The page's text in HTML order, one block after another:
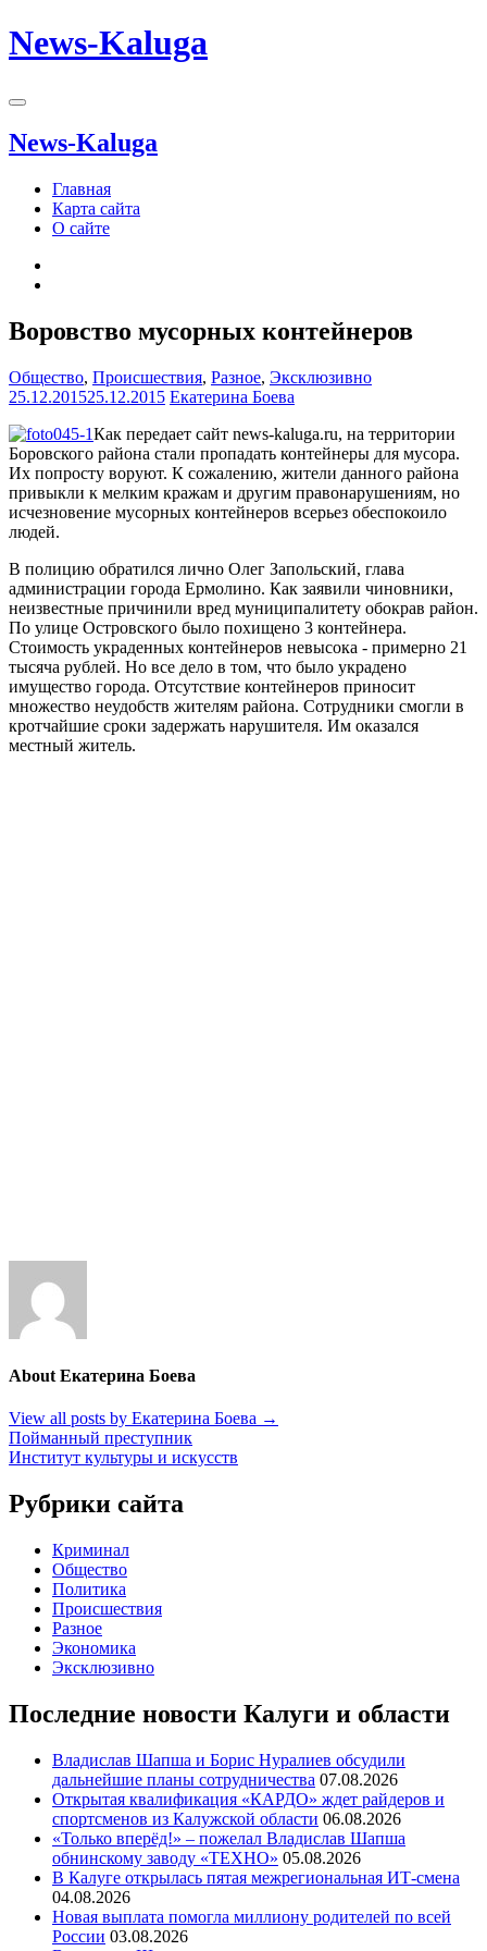
News-Kaluga
News-Kaluga
Главная
Карта сайта
О сайте
Воровство мусорных контейнеров
Общество, Происшествия, Разное, Эксклюзивно
25.12.201525.12.2015 Екатерина Боева
Как передает сайт news-kaluga.ru, на территории
Боровского района стали пропадать контейнеры для мусора.
Их попросту воруют. К сожалению, жители данного района
привыкли к мелким кражам и другим правонарушениям, но
исчезновение мусорных контейнеров всерьез обеспокоило
людей.
В полицию обратился лично Олег Запольский, глава
администрации города Ермолино. Как заявили чиновники,
неизвестные причинили вред муниципалитету обокрав район.
По улице Островского было похищено 3 контейнера.
Стоимость украденных контейнеров невысока - примерно 21
тысяча рублей. Но все дело в том, что было украдено
имущество города. Отсутствие контейнеров приносит
множество неудобств жителям района. Сотрудники смогли в
кротчайшие сроки задержать нарушителя. Им оказался
местный житель.
About Екатерина Боева
View all posts by Екатерина Боева →
Навигация
по
записям
Пойманный преступник
Институт культуры и искусств
Рубрики сайта
Криминал
Общество
Политика
Происшествия
Разное
Экономика
Эксклюзивно
Последние новости Калуги и области
Владислав Шапша и Борис Нуралиев обсудили
дальнейшие планы сотрудничества 07.08.2026
Открытая квалификация «КАРДО» ждет райдеров и
спортсменов из Калужской области 06.08.2026
«Только вперёд!» – пожелал Владислав Шапша
обнинскому заводу «ТЕХНО» 05.08.2026
В Калуге открылась пятая межрегиональная ИТ-смена
04.08.2026
Новая выплата помогла миллиону родителей по всей
России 03.08.2026